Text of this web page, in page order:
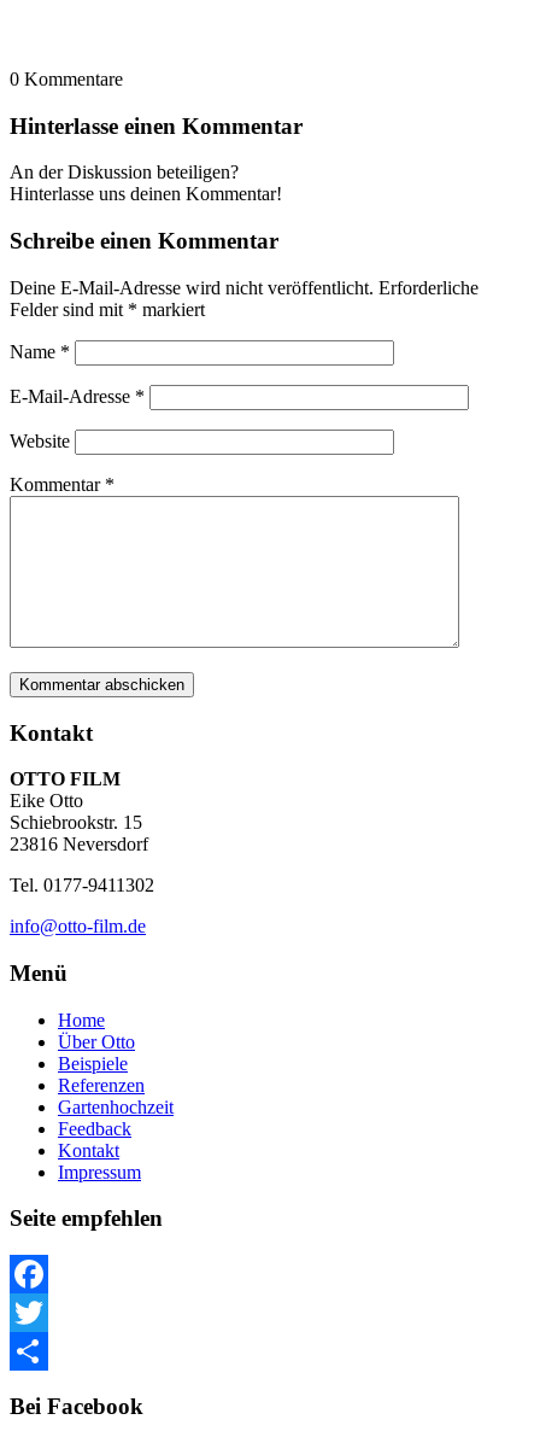
0 Kommentare
Hinterlasse einen Kommentar
An der Diskussion beteiligen?
Hinterlasse uns deinen Kommentar!
Schreibe einen Kommentar
Deine E-Mail-Adresse wird nicht veröffentlicht. Erforderliche
Felder sind mit * markiert
Name *
E-Mail-Adresse *
Website
Kommentar *
Kontakt
OTTO FILM
Eike Otto
Schiebrookstr. 15
23816 Neversdorf
Tel. 0177-9411302
info@otto-film.de
Menü
Home
Über Otto
Beispiele
Referenzen
Gartenhochzeit
Feedback
Kontakt
Impressum
Seite empfehlen
Facebook
Twitter
Bei Facebook